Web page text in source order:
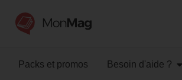
Packs et promos Besoin d'aide ?